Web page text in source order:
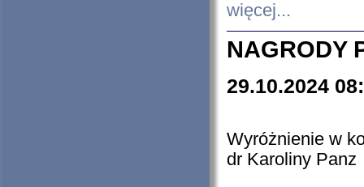
więcej...
NAGRODY
29.10.2024
Wyróżnienie w
dr Karoliny Panz